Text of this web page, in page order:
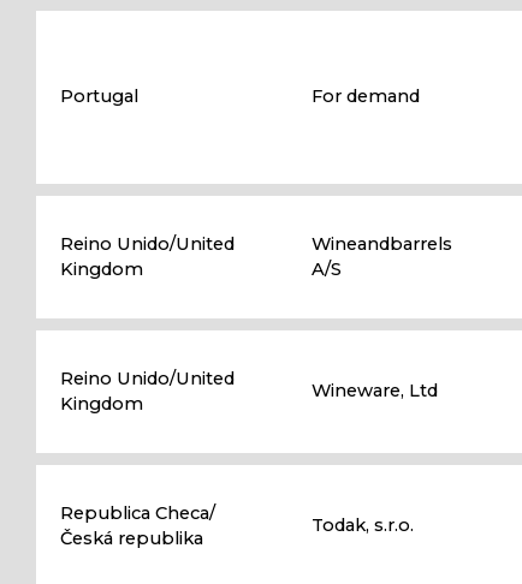
Portugal For demand
Reino Unido/United
Kingdom
Wineandbarrels
A/S
Reino Unido/United
Kingdom
Wineware, Ltd
Republica Checa/
Česká republika
Todak, s.r.o.